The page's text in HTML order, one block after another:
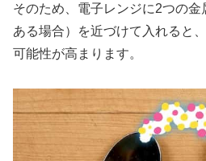
そのため、電子レンジに2つの
ある場合）を近づけて入れると
可能性が高まります。